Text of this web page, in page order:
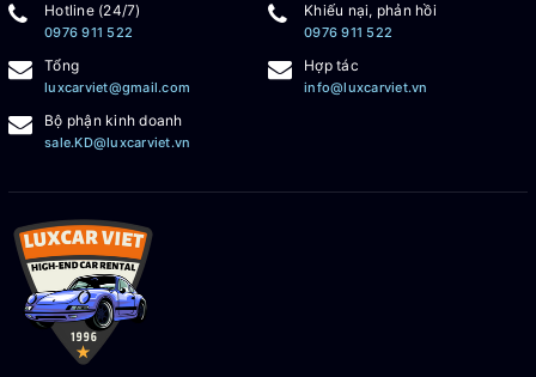
Hotline (24/7)
0976 911 522
Khiếu nại, phản hồi
0976 911 522
Tổng
luxcarviet@gmail.com
Hợp tác
info@luxcarviet.vn
Bộ phận kinh doanh
sale.KD@luxcarviet.vn